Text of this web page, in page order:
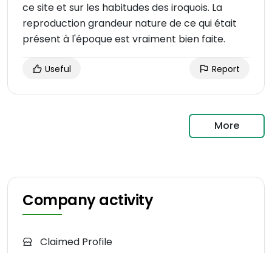
ce site et sur les habitudes des iroquois. La
reproduction grandeur nature de ce qui était
présent à l'époque est vraiment bien faite.
Useful Report
More
Company activity
Claimed Profile